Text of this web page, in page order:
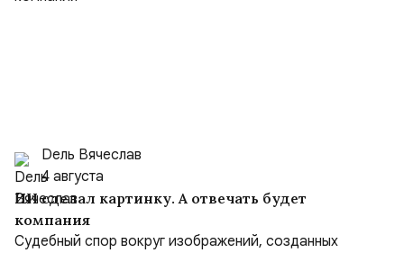
Dель Вячеслав
4 августа
ИИ сделал картинку. А отвечать будет
компания
Судебный спор вокруг изображений, созданных